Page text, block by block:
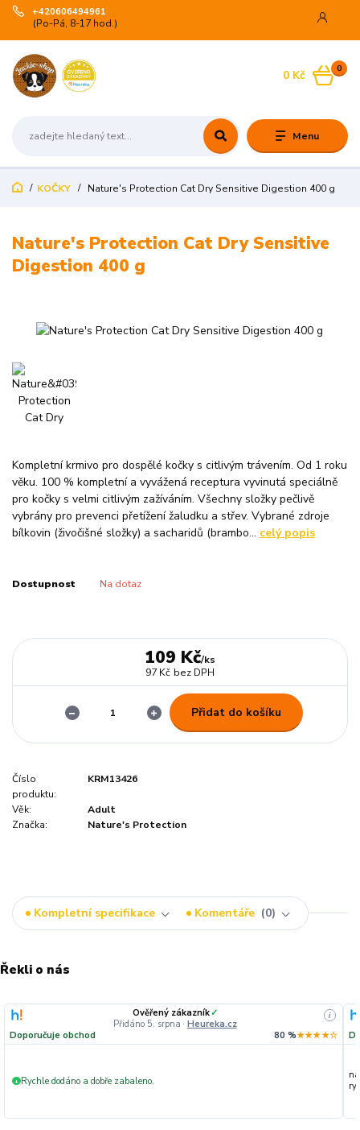
Menu
+420606494961
(Po-Pá, 8-17 hod.)
0
0 Kč
KOČKY Nature's Protection Cat Dry Sensitive Digestion 400 g
Nature's Protection Cat Dry Sensitive
Digestion 400 g
Kompletní krmivo pro dospělé kočky s citlivým trávením. Od 1 roku
věku. 100 % kompletní a vyvážená receptura vyvinutá speciálně
pro kočky s velmi citlivým zažíváním. Všechny složky pečlivě
vybrány pro prevenci přetížení žaludku a střev. Vybrané zdroje
bílkovin (živočišné složky) a sacharidů (brambo... celý popis
Dostupnost Na dotaz
109 Kč/ks
97 Kč bez DPH
Přidat do košíku
Číslo
produktu:
KRM13426
Věk:
Adult
Značka:
Nature's Protection
Kompletní specifikace Komentáře 0
Řekli o nás
Ověřený zákazník✓
Přidáno 5. srpna · Heureka.cz
i
Doporučuje obchod 80 %★★★★☆
+ Rychle dodáno a dobře zabaleno.